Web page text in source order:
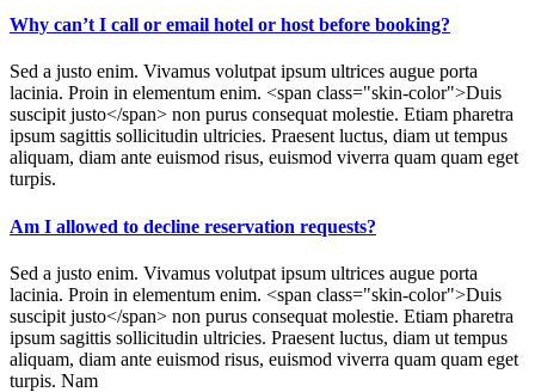
Why can’t I call or email hotel or host before booking?
Sed a justo enim. Vivamus volutpat ipsum ultrices augue porta
lacinia. Proin in elementum enim. <span class="skin-color">Duis
suscipit justo</span> non purus consequat molestie. Etiam pharetra
ipsum sagittis sollicitudin ultricies. Praesent luctus, diam ut tempus
aliquam, diam ante euismod risus, euismod viverra quam quam eget
turpis.
Am I allowed to decline reservation requests?
Sed a justo enim. Vivamus volutpat ipsum ultrices augue porta
lacinia. Proin in elementum enim. <span class="skin-color">Duis
suscipit justo</span> non purus consequat molestie. Etiam pharetra
ipsum sagittis sollicitudin ultricies. Praesent luctus, diam ut tempus
aliquam, diam ante euismod risus, euismod viverra quam quam eget
turpis. Nam